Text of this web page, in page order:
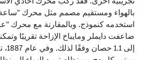
بالهواء ومستقيم مصمم مثل محرك "ساعة
استخدمه كنموذج. وبالمقارنة مع محرك
ضاعفت دايملر ومايباخ الإزاحة تقريبًا
إلى